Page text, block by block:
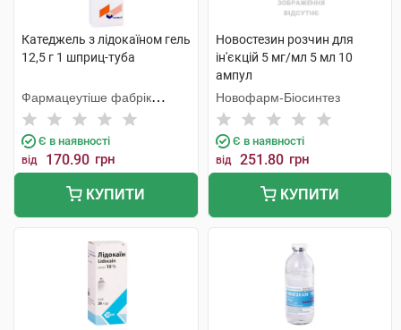
Катеджель з лідокаїном гель
12,5 г 1 шприц-туба
Фармацеутіше фабрік
Монтавіт
Є в наявності
від 170.90 грн
КУПИТИ
Новостезин розчин для
ін'єкцій 5 мг/мл 5 мл 10
ампул
Новофарм-Біосинтез
Є в наявності
від 251.80 грн
КУПИТИ